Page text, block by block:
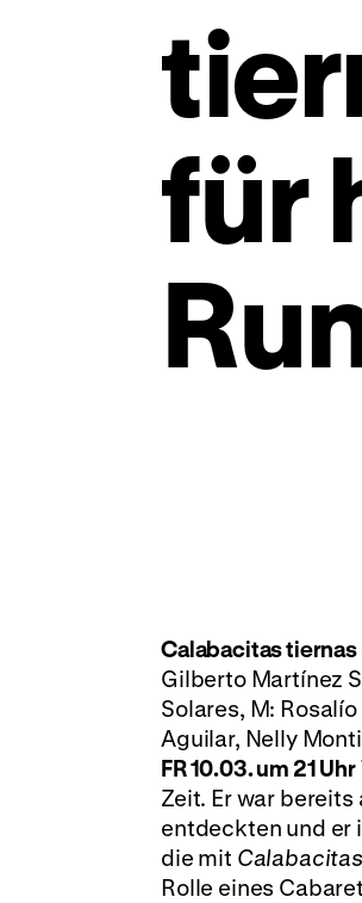
für
Calabacitas tiernas
Gilberto Martínez
Solares, M:
Aguilar, Nelly
FR 10.03. um 21 Uhr
Zeit. Er war
entdeckten und er
die mit
Rolle eines